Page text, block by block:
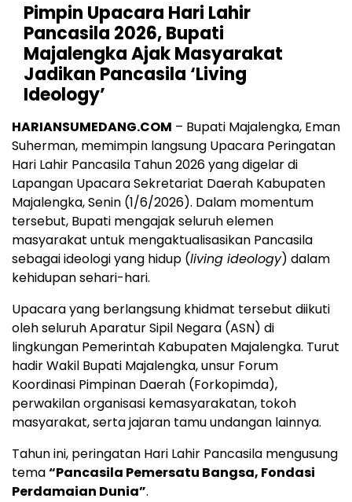
Pimpin Upacara Hari Lahir
Pancasila 2026, Bupati
Majalengka Ajak Masyarakat
Jadikan Pancasila ‘Living
Ideology’
HARIANSUMEDANG.COM – Bupati Majalengka, Eman
Suherman, memimpin langsung Upacara Peringatan
Hari Lahir Pancasila Tahun 2026 yang digelar di
Lapangan Upacara Sekretariat Daerah Kabupaten
Majalengka, Senin (1/6/2026). Dalam momentum
tersebut, Bupati mengajak seluruh elemen
masyarakat untuk mengaktualisasikan Pancasila
sebagai ideologi yang hidup (living ideology) dalam
kehidupan sehari-hari.
Upacara yang berlangsung khidmat tersebut diikuti
oleh seluruh Aparatur Sipil Negara (ASN) di
lingkungan Pemerintah Kabupaten Majalengka. Turut
hadir Wakil Bupati Majalengka, unsur Forum
Koordinasi Pimpinan Daerah (Forkopimda),
perwakilan organisasi kemasyarakatan, tokoh
masyarakat, serta jajaran tamu undangan lainnya.
Tahun ini, peringatan Hari Lahir Pancasila mengusung
tema“Pancasila Pemersatu Bangsa, Fondasi
Perdamaian Dunia”.